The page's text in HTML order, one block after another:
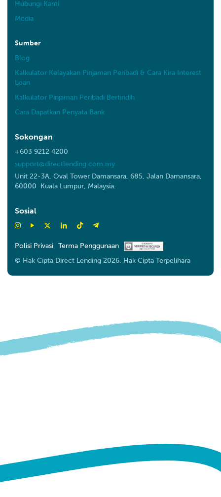
Hubungi Kami
Media
Sokongan
+603 9212 4200
support@directlending.com.my
Unit 22-3A, Oval Tower Damansara, 685, Jalan Damansara,
60000 Kuala Lumpur, Malaysia.
Sumber
Blog
Kalkulator Kelayakan Pinjaman Peribadi & Cara Kira Interest
Loan
Kalkulator Pinjaman Peribadi Bertindih
Cara Dapatkan Penyata Bank
Sosial
© Hak Cipta Direct Lending 2026. Hak Cipta Terpelihara
Polisi Privasi Terma Penggunaan